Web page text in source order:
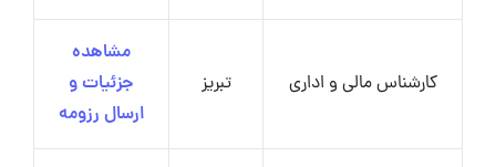
کارشناس مالی و اداری تبریز
مشاهده
جزئیات و
ارسال رزومه